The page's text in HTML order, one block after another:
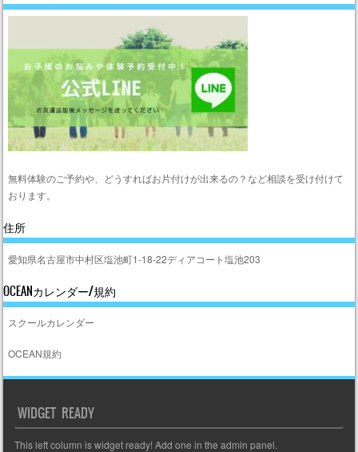
無料体験のご予約や、どうすればお片付けが出来るの？など相談を受け付けて
おります。
住所
愛知県名古屋市中村区塩池町1-18-22ディアコート塩池203
OCEANカレンダー/規約
スクールカレンダー
OCEAN規約
WIDGET READY
This left column is widget ready! Add one in the admin panel.